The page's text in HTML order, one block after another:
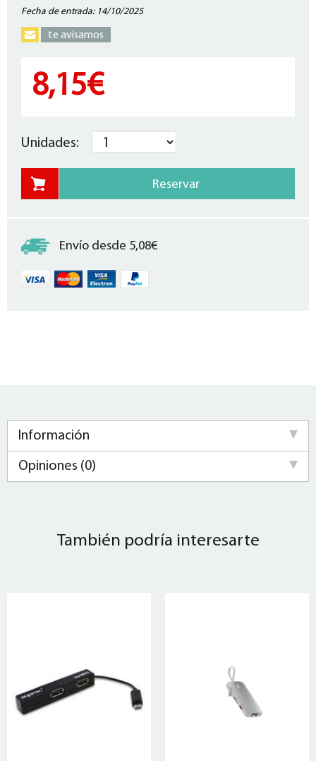
Fecha de entrada: 14/10/2025
te avisamos
8,15€
Unidades:
Envío desde 5,08€
Información
Opiniones (0)
También podría interesarte